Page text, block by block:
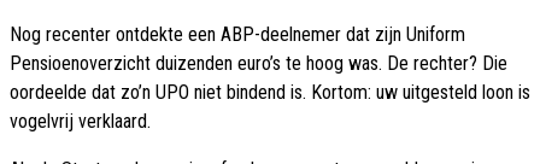
Nog recenter ontdekte een ABP-deelnemer dat zijn Uniform
Pensioenoverzicht duizenden euro’s te hoog was. De rechter? Die
oordeelde dat zo’n UPO niet bindend is. Kortom: uw uitgesteld loon is
vogelvrij verklaard.